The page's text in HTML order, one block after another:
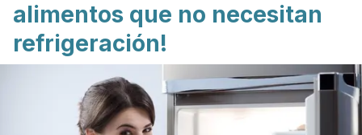
alimentos que no necesitan
refrigeración!